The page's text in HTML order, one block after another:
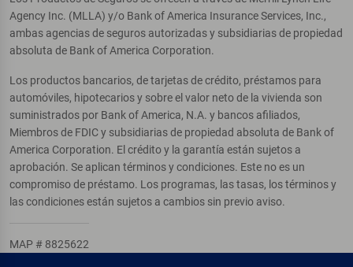
Agency Inc. (MLLA) y/o Bank of America Insurance Services, Inc.,
ambas agencias de seguros autorizadas y subsidiarias de propiedad
absoluta de Bank of America Corporation.
Los productos bancarios, de tarjetas de crédito, préstamos para
automóviles, hipotecarios y sobre el valor neto de la vivienda son
suministrados por Bank of America, N.A. y bancos afiliados,
Miembros de FDIC y subsidiarias de propiedad absoluta de Bank of
America Corporation. El crédito y la garantía están sujetos a
aprobación. Se aplican términos y condiciones. Este no es un
compromiso de préstamo. Los programas, las tasas, los términos y
las condiciones están sujetos a cambios sin previo aviso.
MAP # 8825622